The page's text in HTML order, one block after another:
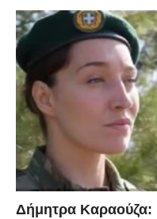
Δήμητρα Καραούζα: